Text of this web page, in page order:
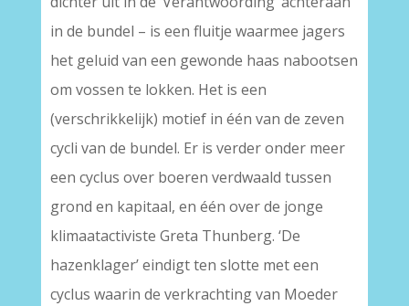
in de bundel – is een fluitje waarmee jagers
het geluid van een gewonde haas nabootsen
om vossen te lokken. Het is een
(verschrikkelijk) motief in één van de zeven
cycli van de bundel. Er is verder onder meer
een cyclus over boeren verdwaald tussen
grond en kapitaal, en één over de jonge
klimaatactiviste Greta Thunberg. ‘De
hazenklager’ eindigt ten slotte met een
cyclus waarin de verkrachting van Moeder